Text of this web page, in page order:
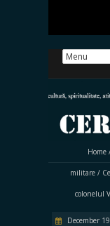
Home
militare /
colonelul
December